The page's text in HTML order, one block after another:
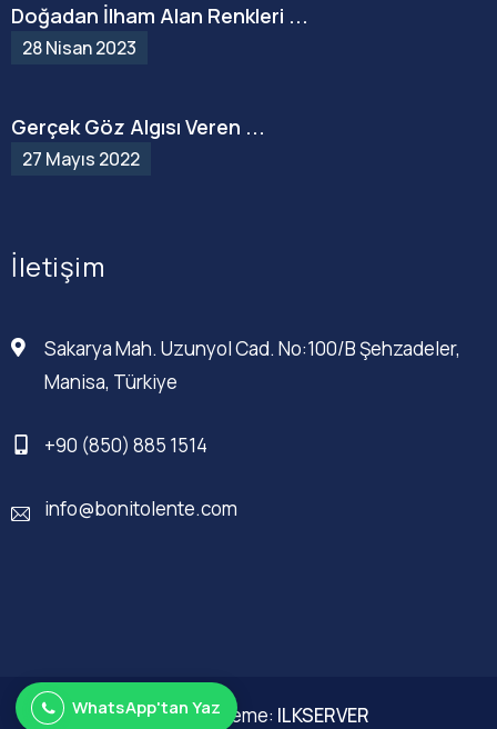
Doğadan İlham Alan Renkleri ...
28 Nisan 2023
Gerçek Göz Algısı Veren ...
27 Mayıs 2022
İletişim
Sakarya Mah. Uzunyol Cad. No:100/B Şehzadeler,
Manisa, Türkiye
+90 (850) 885 1514
info@bonitolente.com
Web Düzenleme: ILKSERVER
WhatsApp'tan Yaz